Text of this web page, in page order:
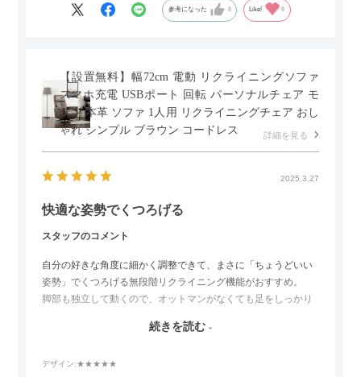
参考になった 0 Like! 0
【設置無料】幅72cm 電動 リクライニングソファ
スマホ充電 USBポート 回転 パーソナルチェア モ
ダン 本革 ソファ 1人用 リクライニングチェア おし
ゃれ シンプル ブラウン コードレス
詳細を見る
2025.3.27
快適な姿勢でくつろげる
スタッフのコメント
自分の好きな角度に細かく調整できて、まさに「ちょうどいい
姿勢」でくつろげる無段階リクライニング機能がおすすめ。
脚部も独立して動くので、オットマンがなくても足をしっかり
スマホやタブレットを充電しながらリラックスできるのが嬉し
続きを読む
デザイン:★★★★★